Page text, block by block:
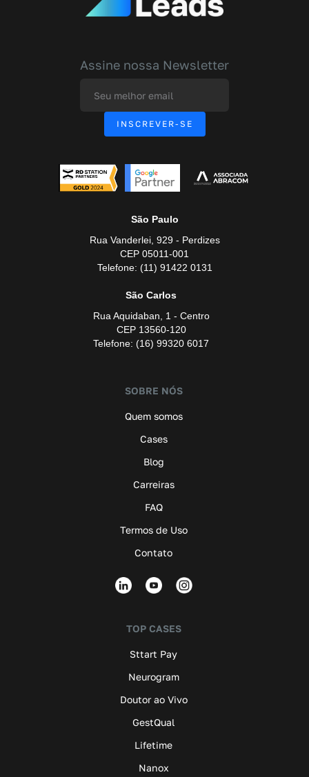
Assine nossa Newsletter
São Paulo
Rua Vanderlei, 929 - Perdizes
CEP 05011-001
Telefone: (11) 91422 0131
São Carlos
Rua Aquidaban, 1 - Centro
CEP 13560-120
Telefone: (16) 99320 6017
SOBRE NÓS
Quem somos
Cases
Blog
Carreiras
FAQ
Termos de Uso
Contato
TOP CASES
Sttart Pay
Neurogram
Doutor ao Vivo
GestQual
Lifetime
Nanox